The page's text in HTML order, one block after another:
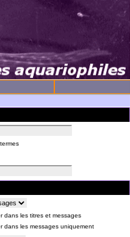
dans les titres et messages
dans les messages uniquement